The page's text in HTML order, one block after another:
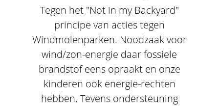
Tegen het "Not in my Backyard"
principe van acties tegen
Windmolenparken. Noodzaak voor
wind/zon-energie daar fossiele
brandstof eens opraakt en onze
kinderen ook energie-rechten
hebben. Tevens ondersteuning